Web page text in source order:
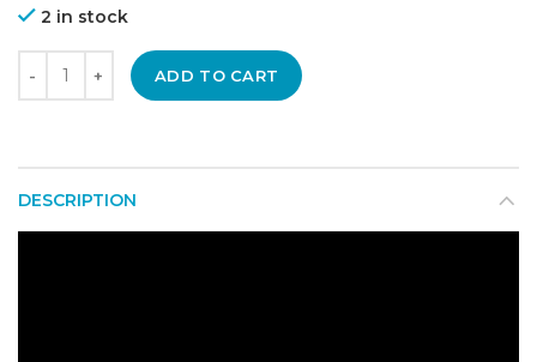
2 in stock
ADD TO CART
DESCRIPTION